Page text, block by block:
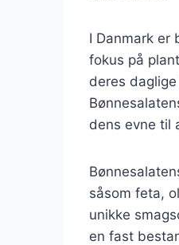
I Danmark
fokus på
deres
dens evne til
såsom feta,
unikke
en fast